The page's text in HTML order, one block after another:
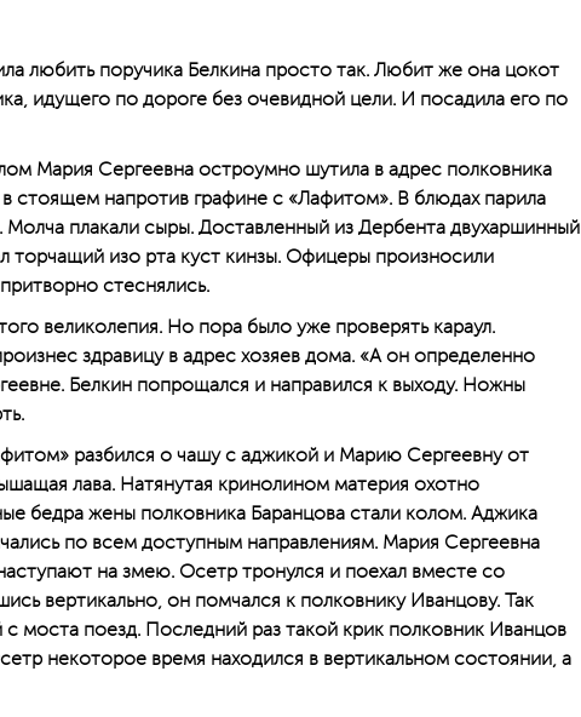
любить поручика Белкина просто так. Любит же она цокот
идущего по дороге без очевидной цели. И посадила его по
Мария Сергеевна остроумно шутила в адрес полковника
стоящем напротив графине с «Лафитом». В блюдах парила
Молча плакали сыры. Доставленный из Дербента двухаршинный
торчащий изо рта куст кинзы. Офицеры произносили
стеснялись.
великолепия. Но пора было уже проверять караул.
здравицу в адрес хозяев дома. «А он определенно
Белкин попрощался и направился к выходу. Ножны
разбился о чашу с аджикой и Марию Сергеевну от
лава. Натянутая кринолином материя охотно
бедра жены полковника Баранцова стали колом. Аджика
по всем доступным направлениям. Мария Сергеевна
на змею. Осетр тронулся и поехал вместе со
вертикально, он помчался к полковнику Иванцову. Так
моста поезд. Последний раз такой крик полковник Иванцов
некоторое время находился в вертикальном состоянии, а